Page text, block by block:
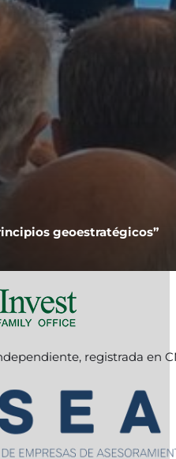
geoestratégicos”
registrada en